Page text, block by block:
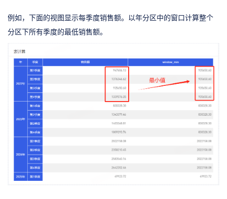
例如，下面的视图显示每季度销售额。以年分区中的窗口计算整个
分区下所有季度的最低销售额。